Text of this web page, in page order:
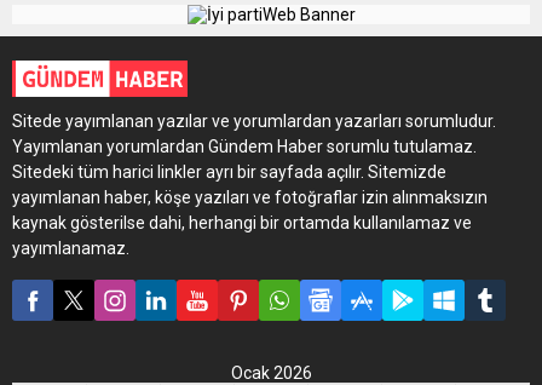
Sitede yayımlanan yazılar ve yorumlardan yazarları sorumludur.
Yayımlanan yorumlardan Gündem Haber sorumlu tutulamaz.
Sitedeki tüm harici linkler ayrı bir sayfada açılır. Sitemizde
yayımlanan haber, köşe yazıları ve fotoğraflar izin alınmaksızın
kaynak gösterilse dahi, herhangi bir ortamda kullanılamaz ve
yayımlanamaz.
Ocak 2026